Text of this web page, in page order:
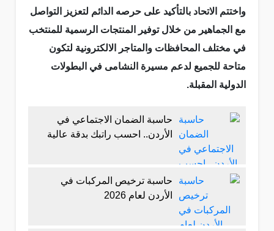
واختتم الاتحاد بالتأكيد على حرصه الدائم لتعزيز التواصل
مع الجماهير من خلال توفير المنتجات الرسمية للمنتخب
في مختلف المحافظات والمتاجر الالكترونية لتكون
متاحة للجميع لدعم مسيرة النشامى في البطولات
الدولية المقبلة.
حاسبة الضمان الاجتماعي في
الأردن.. احسب راتبك بدقة عالية
حاسبة ترخيص المركبات في
الأردن لعام 2026